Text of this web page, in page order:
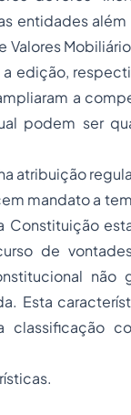
entidades
edição,
a
podem ser
atribuição
mandato a
Constituição
de
não
Esta
classificação